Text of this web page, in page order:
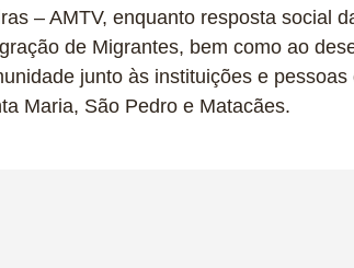
– AMTV, enquanto resposta social
de Migrantes, bem como ao
junto às instituições e
Maria, São Pedro e Matacães.